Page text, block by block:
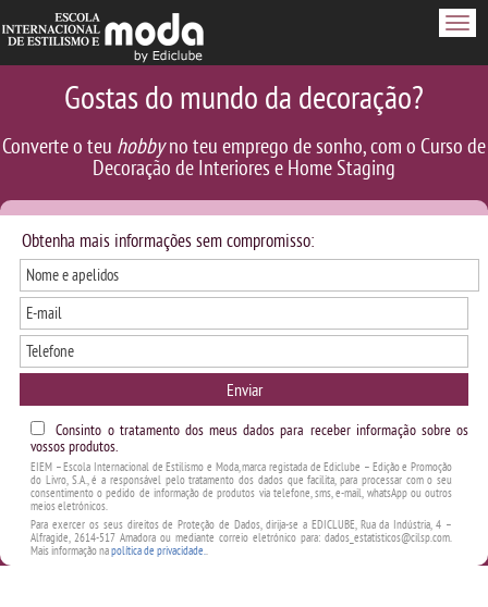
Menú
Gostas do mundo da decoração?
Converte o teu hobbyno teu emprego de sonho, com o Curso de
Decoração de Interiores e Home Staging
Obtenha mais informações sem compromisso:
Enviar
Consinto o tratamento dos meus dados para receber informação sobre os
vossos produtos.
EIEM – Escola Internacional de Estilismo e Moda, marca registada de Ediclube – Edição e Promoção
do Livro, S.A., é a responsável pelo tratamento dos dados que facilita, para processar com o seu
consentimento o pedido de informação de produtos via telefone, sms, e-mail, whatsApp ou outros
meios eletrónicos.
Para exercer os seus direitos de Proteção de Dados, dirija-se a EDICLUBE, Rua da Indústria, 4 –
Alfragide, 2614-517 Amadora ou mediante correio eletrónico para: dados_estatisticos@cilsp.com.
Mais informação napolítica de privacidade.